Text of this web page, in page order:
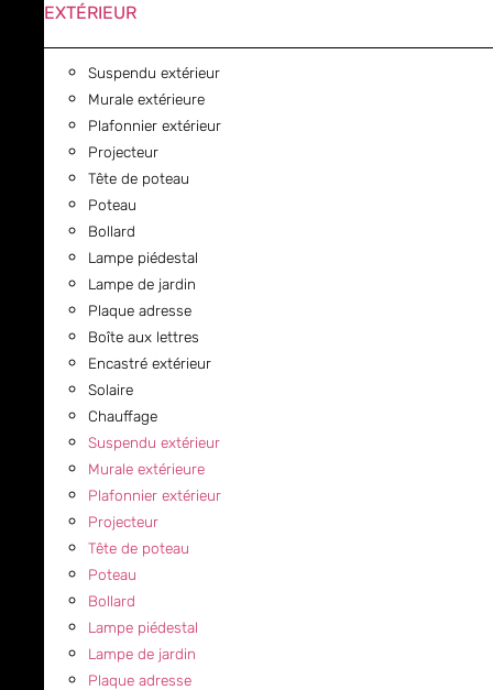
EXTÉRIEUR
Suspendu extérieur
Murale extérieure
Plafonnier extérieur
Projecteur
Tête de poteau
Poteau
Bollard
Lampe piédestal
Lampe de jardin
Plaque adresse
Boîte aux lettres
Encastré extérieur
Solaire
Chauffage
Suspendu extérieur
Murale extérieure
Plafonnier extérieur
Projecteur
Tête de poteau
Poteau
Bollard
Lampe piédestal
Lampe de jardin
Plaque adresse